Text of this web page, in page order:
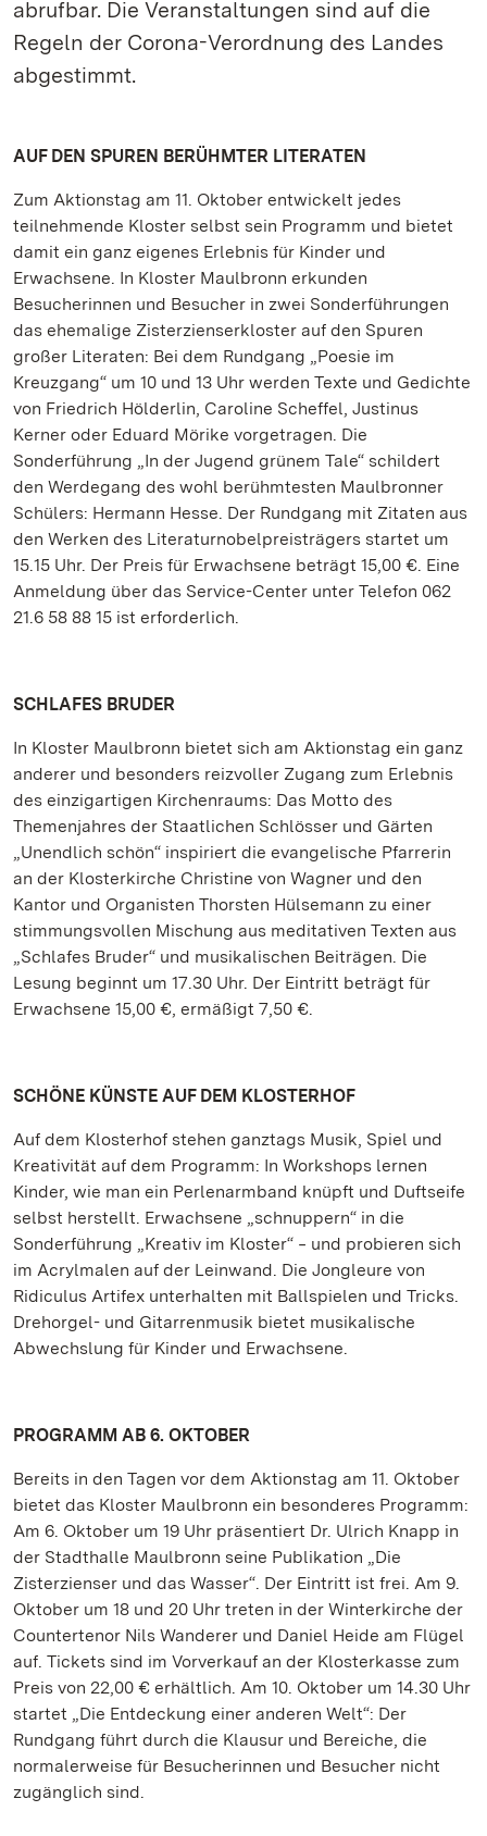
abrufbar. Die Veranstaltungen sind auf die
Regeln der Corona-Verordnung des Landes
abgestimmt.
AUF DEN SPUREN BERÜHMTER LITERATEN
Zum Aktionstag am 11. Oktober entwickelt jedes
teilnehmende Kloster selbst sein Programm und bietet
damit ein ganz eigenes Erlebnis für Kinder und
Erwachsene. In Kloster Maulbronn erkunden
Besucherinnen und Besucher in zwei Sonderführungen
das ehemalige Zisterzienserkloster auf den Spuren
großer Literaten: Bei dem Rundgang „Poesie im
Kreuzgang“ um 10 und 13 Uhr werden Texte und Gedichte
von Friedrich Hölderlin, Caroline Scheffel, Justinus
Kerner oder Eduard Mörike vorgetragen. Die
Sonderführung „In der Jugend grünem Tale“ schildert
den Werdegang des wohl berühmtesten Maulbronner
Schülers: Hermann Hesse. Der Rundgang mit Zitaten aus
den Werken des Literaturnobelpreisträgers startet um
15.15 Uhr. Der Preis für Erwachsene beträgt 15,00 €. Eine
Anmeldung über das Service-Center unter Telefon 062
21.6 58 88 15 ist erforderlich.
SCHLAFES BRUDER
In Kloster Maulbronn bietet sich am Aktionstag ein ganz
anderer und besonders reizvoller Zugang zum Erlebnis
des einzigartigen Kirchenraums: Das Motto des
Themenjahres der Staatlichen Schlösser und Gärten
„Unendlich schön“ inspiriert die evangelische Pfarrerin
an der Klosterkirche Christine von Wagner und den
Kantor und Organisten Thorsten Hülsemann zu einer
stimmungsvollen Mischung aus meditativen Texten aus
„Schlafes Bruder“ und musikalischen Beiträgen. Die
Lesung beginnt um 17.30 Uhr. Der Eintritt beträgt für
Erwachsene 15,00 €, ermäßigt 7,50 €.
SCHÖNE KÜNSTE AUF DEM KLOSTERHOF
Auf dem Klosterhof stehen ganztags Musik, Spiel und
Kreativität auf dem Programm: In Workshops lernen
Kinder, wie man ein Perlenarmband knüpft und Duftseife
selbst herstellt. Erwachsene „schnuppern“ in die
Sonderführung „Kreativ im Kloster“ ‒ und probieren sich
im Acrylmalen auf der Leinwand. Die Jongleure von
Ridiculus Artifex unterhalten mit Ballspielen und Tricks.
Drehorgel- und Gitarrenmusik bietet musikalische
Abwechslung für Kinder und Erwachsene.
PROGRAMM AB 6. OKTOBER
Bereits in den Tagen vor dem Aktionstag am 11. Oktober
bietet das Kloster Maulbronn ein besonderes Programm:
Am 6. Oktober um 19 Uhr präsentiert Dr. Ulrich Knapp in
der Stadthalle Maulbronn seine Publikation „Die
Zisterzienser und das Wasser“. Der Eintritt ist frei. Am 9.
Oktober um 18 und 20 Uhr treten in der Winterkirche der
Countertenor Nils Wanderer und Daniel Heide am Flügel
auf. Tickets sind im Vorverkauf an der Klosterkasse zum
Preis von 22,00 € erhältlich. Am 10. Oktober um 14.30 Uhr
startet „Die Entdeckung einer anderen Welt“: Der
Rundgang führt durch die Klausur und Bereiche, die
normalerweise für Besucherinnen und Besucher nicht
zugänglich sind.